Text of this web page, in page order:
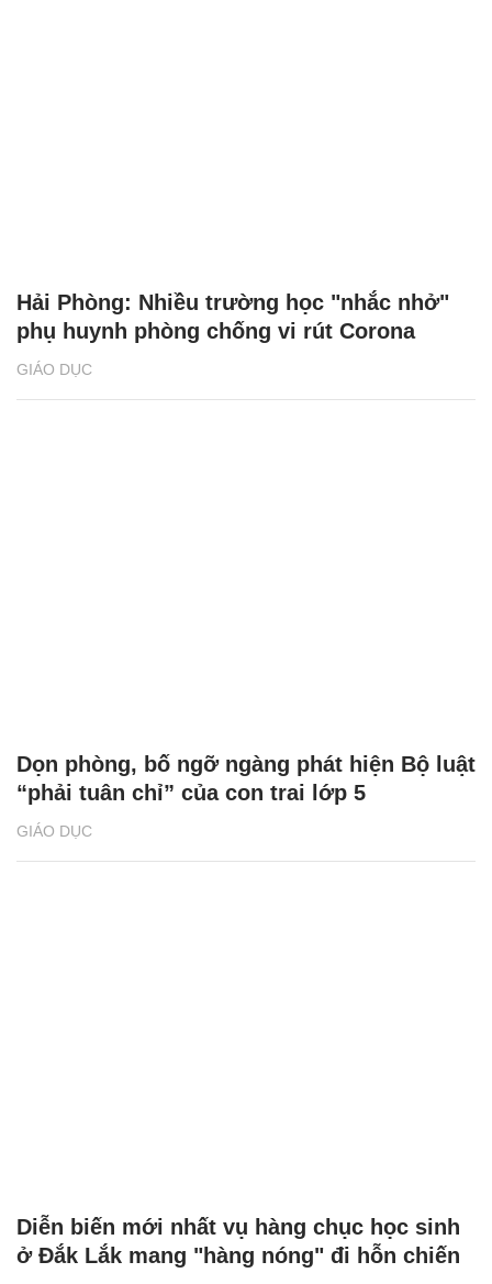
GIÁO DỤC
Hải Phòng: Nhiều trường học "nhắc nhở"
phụ huynh phòng chống vi rút Corona
GIÁO DỤC
Dọn phòng, bố ngỡ ngàng phát hiện Bộ luật
“phải tuân chỉ” của con trai lớp 5
Diễn biến mới nhất vụ hàng chục học sinh
ở Đắk Lắk mang "hàng nóng" đi hỗn chiến